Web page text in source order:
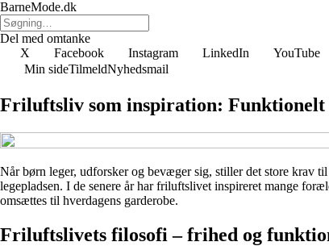
BarneMode.dk
Del med omtanke
X
Facebook Instagram LinkedIn YouTube
Min sideTilmeldNyhedsmail
Friluftsliv som inspiration:
Når børn leger, udforsker og bevæger sig, stiller det store krav
legepladsen. I de senere år har friluftslivet inspireret mange
omsættes til hverdagens garderobe.
Friluftslivets filosofi – frihed og